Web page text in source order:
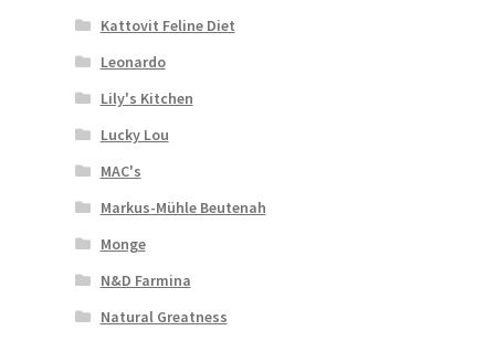
Kattovit Feline Diet
Leonardo
Lily's Kitchen
Lucky Lou
MAC's
Markus-Mühle Beutenah
Monge
N&D Farmina
Natural Greatness